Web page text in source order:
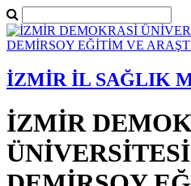
İZMİR İL SAĞLIK
İZMİR